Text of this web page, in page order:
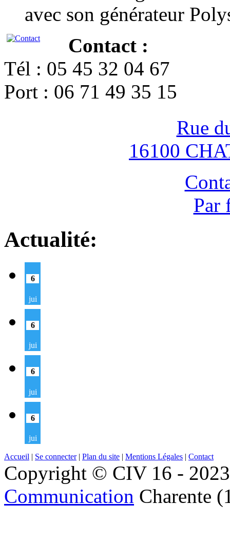
avec son générateur
Contact :
Tél : 05 45 32 04 67
Port : 06 71 49 35 15
Rue
16100
Par
Actualité:
6
jui
6
jui
6
jui
6
jui
Accueil | Se connecter| Plan du site | Mentions Légales | Contact
Copyright © CIV 16 -
Communication Charente